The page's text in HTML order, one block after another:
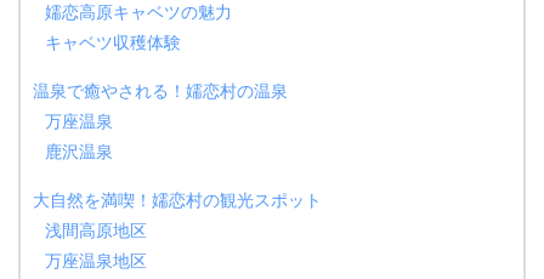
嬬恋高原キャベツの魅力
キャベツ収穫体験
温泉で癒やされる！嬬恋村の温泉
万座温泉
鹿沢温泉
大自然を満喫！嬬恋村の観光スポット
浅間高原地区
万座温泉地区